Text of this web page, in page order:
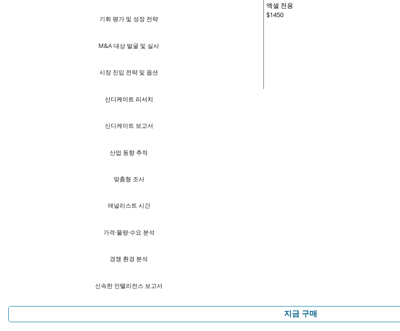
기회 평가 및 성장 전략
M&A 대상 발굴 및 실사
시장 진입 전략 및 옵션
신디케이트 리서치
신디케이트 보고서
산업 동향 추적
맞춤형 조사
애널리스트 시간
가격·물량·수요 분석
경쟁 환경 분석
신속한 인텔리전스 보고서
엑셀 전용
$1450
지금 구매